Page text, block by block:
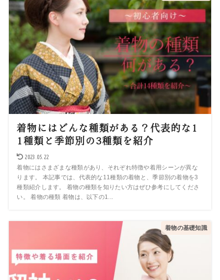
着物にはどんな種類がある？代表的な1
1種類と季節別の3種類を紹介
2023.05.22
着物にはさまざまな種類があり、それぞれ特徴や着用シーンが異な
ります。 本記事では、代表的な11種類の着物と、季節別の着物を3
種類紹介します。 着物の種類を知りたい方はぜひ参考にしてくださ
い。 着物の種類 着物は、以下の1...
着物の基礎知識